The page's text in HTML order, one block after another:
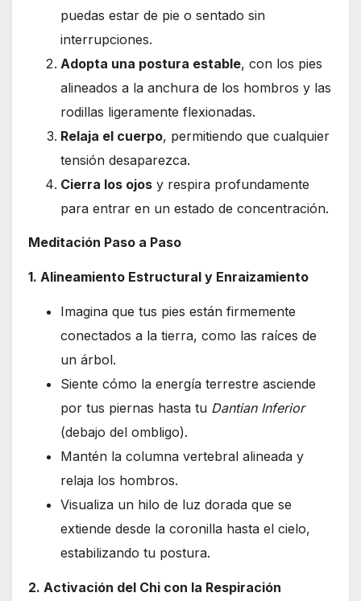
puedas estar de pie o sentado sin
interrupciones.
Adopta una postura estable, con los pies
alineados a la anchura de los hombros y las
rodillas ligeramente flexionadas.
Relaja el cuerpo, permitiendo que cualquier
tensión desaparezca.
Cierra los ojos y respira profundamente
para entrar en un estado de concentración.
Meditación Paso a Paso
1. Alineamiento Estructural y Enraizamiento
Imagina que tus pies están firmemente
conectados a la tierra, como las raíces de
un árbol.
Siente cómo la energía terrestre asciende
por tus piernas hasta tu Dantian Inferior
(debajo del ombligo).
Mantén la columna vertebral alineada y
relaja los hombros.
Visualiza un hilo de luz dorada que se
extiende desde la coronilla hasta el cielo,
estabilizando tu postura.
2. Activación del Chi con la Respiración